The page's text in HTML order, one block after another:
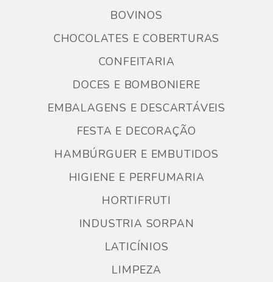
BOVINOS
CHOCOLATES E COBERTURAS
CONFEITARIA
DOCES E BOMBONIERE
EMBALAGENS E DESCARTÁVEIS
FESTA E DECORAÇÃO
HAMBÚRGUER E EMBUTIDOS
HIGIENE E PERFUMARIA
HORTIFRUTI
INDUSTRIA SORPAN
LATICÍNIOS
LIMPEZA